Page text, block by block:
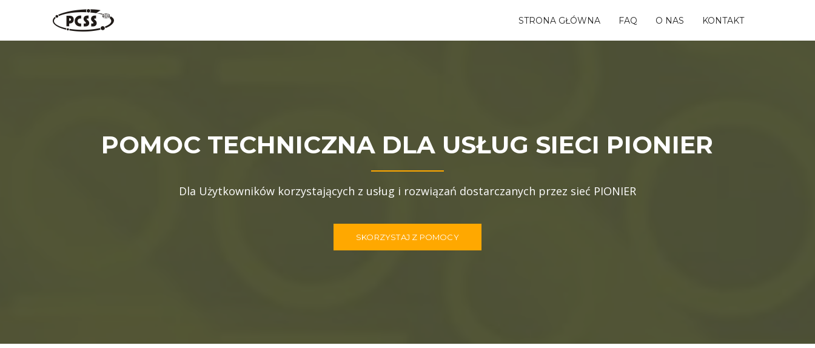
STRONA GŁÓWNA FAQ O NAS KONTAKT
POMOC TECHNICZNA DLA USŁUG SIECI PIONIER
Dla Użytkowników korzystających z usług i rozwiązań dostarczanych przez sieć PIONIER
SKORZYSTAJ Z POMOCY